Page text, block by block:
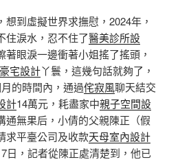
到虛擬世界求撫慰，2024年，
住淚水，忍不住了醫美診所設
著眼淚一邊衝著小姐搖了搖頭，
豪宅設計丫鬟，這幾句話就夠了，
的時間內，通過侘寂風聊天結交
計14萬元，耗盡家中親子空間設
通無果后，小倩的父親陳正（假
求平臺公司及收款天母室內設計
日，記者從陳正處清楚到，他已